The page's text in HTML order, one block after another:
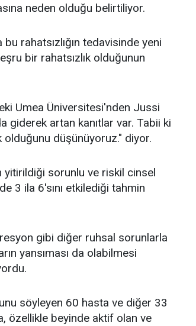
neden olduğu belirtiliyor.
bu rahatsızlığın tedavisinde yeni
bir rahatsızlık olduğunun
Umea Üniversitesi'nden Jussi
giderek artan kanıtlar var. Tabii ki
düşünüyoruz." diyor.
yitirildiği sorunlu ve riskil cinsel
3 ila 6'sını etkilediği tahmin
gibi diğer ruhsal sorunlarla
yansıması da olabilmesi
söyleyen 60 hasta ve diğer 33
özellikle beyinde aktif olan ve